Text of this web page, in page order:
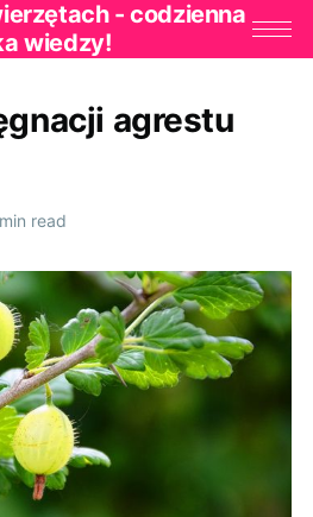
- codzienna
wiedzy!
agrestu
read